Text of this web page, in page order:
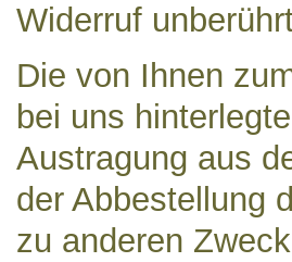
Widerruf
Die von Ihnen
bei uns
Austragung aus
der Abbestellung
zu anderen